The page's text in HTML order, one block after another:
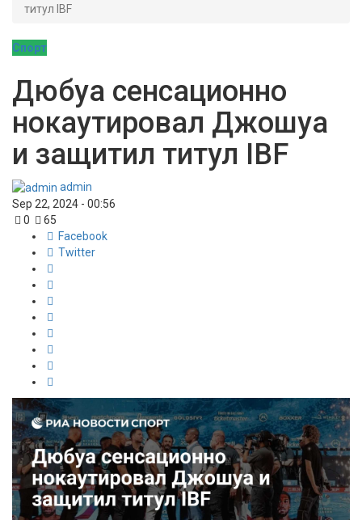
титул IBF
Спорт
Дюбуа сенсационно
нокаутировал Джошуа
и защитил титул IBF
admin
Sep 22, 2024 - 00:56
0
65
Facebook
Twitter